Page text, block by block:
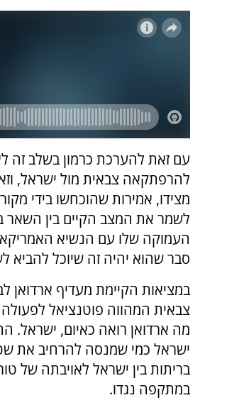
עם זאת להערכת כרמון בשלב זה
להרפתקאה צבאית מול ישראל,
מצידו, אמירות שהוכחשו בידי
לשמר את המצב הקיים בין השאר
העמוקה שלו עם הנשיא
סבר שהוא יהיה זה שיוכל להביא
במציאות הקיימת מעדיף
צבאית המהווה פוטנציאל
מה ארדואן רואה כאיום, ישראל.
ישראל כמי שמנסה להרחיב את
בריתות בין ישראל לאויבתה של
במתקפה נגדו.